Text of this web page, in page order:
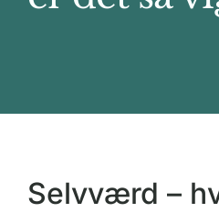
Selvværd –